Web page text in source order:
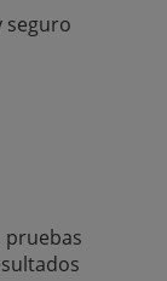
seguro
pruebas